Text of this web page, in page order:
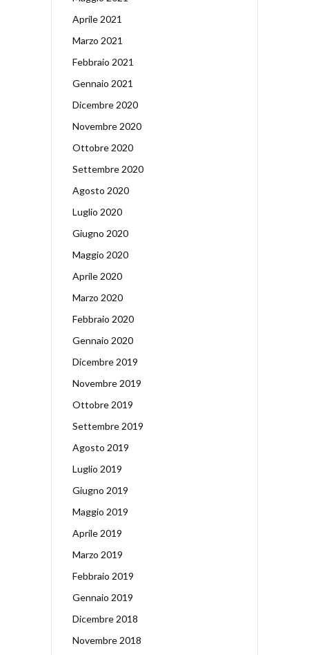
Aprile 2021
Marzo 2021
Febbraio 2021
Gennaio 2021
Dicembre 2020
Novembre 2020
Ottobre 2020
Settembre 2020
Agosto 2020
Luglio 2020
Giugno 2020
Maggio 2020
Aprile 2020
Marzo 2020
Febbraio 2020
Gennaio 2020
Dicembre 2019
Novembre 2019
Ottobre 2019
Settembre 2019
Agosto 2019
Luglio 2019
Giugno 2019
Maggio 2019
Aprile 2019
Marzo 2019
Febbraio 2019
Gennaio 2019
Dicembre 2018
Novembre 2018